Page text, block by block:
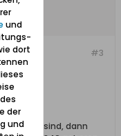
#3
sind, dann
und
dort
der
und